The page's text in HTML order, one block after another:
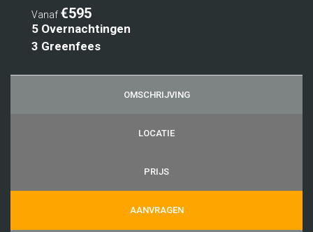
Vanaf €595
5 Overnachtingen
3 Greenfees
OMSCHRIJVING
LOCATIE
PRIJS
AANVRAGEN